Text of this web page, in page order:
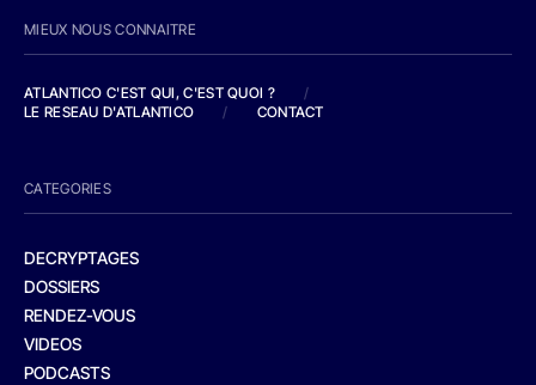
MIEUX NOUS CONNAITRE
ATLANTICO C'EST QUI, C'EST QUOI ?
/
LE RESEAU D'ATLANTICO
/ CONTACT
CATEGORIES
DECRYPTAGES
DOSSIERS
RENDEZ-VOUS
VIDEOS
PODCASTS